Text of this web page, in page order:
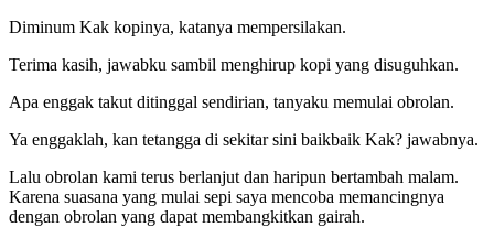
Diminum Kak kopinya, katanya mempersilakan.
Terima kasih, jawabku sambil menghirup kopi yang disuguhkan.
Apa enggak takut ditinggal sendirian, tanyaku memulai obrolan.
Ya enggaklah, kan tetangga di sekitar sini baikbaik Kak? jawabnya.
Lalu obrolan kami terus berlanjut dan haripun bertambah malam.
Karena suasana yang mulai sepi saya mencoba memancingnya
dengan obrolan yang dapat membangkitkan gairah.